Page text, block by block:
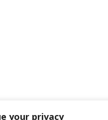
your privacy